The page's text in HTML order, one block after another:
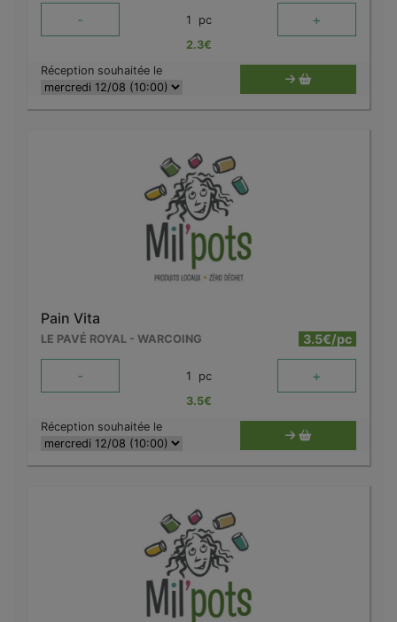
- 1 pc +
2.3€
Réception souhaitée le
Pain Vita
LE PAVÉ ROYAL - WARCOING 3.5€/pc
- 1 pc +
3.5€
Réception souhaitée le